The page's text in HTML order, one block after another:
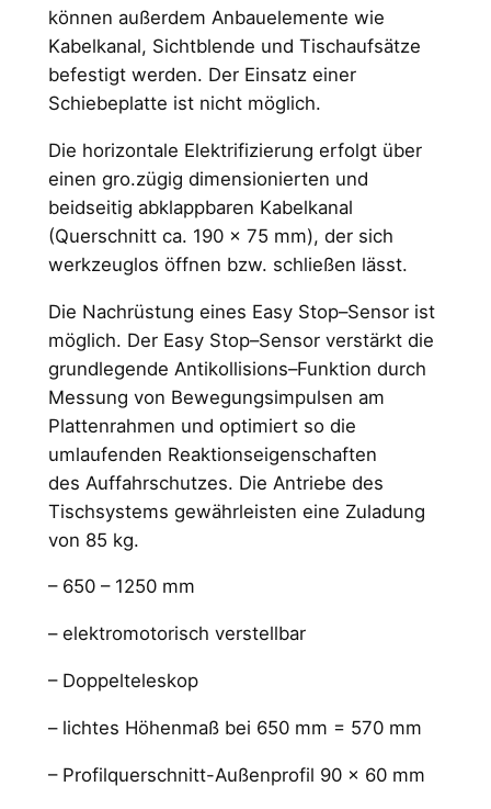
können außerdem Anbauelemente wie
Kabelkanal, Sichtblende und Tischaufsätze
befestigt werden. Der Einsatz einer
Schiebeplatte ist nicht möglich.
Die horizontale Elektrifizierung erfolgt über
einen gro.zügig dimensionierten und
beidseitig abklappbaren Kabelkanal
(Querschnitt ca. 190 x 75 mm), der sich
werkzeuglos öffnen bzw. schließen lässt.
Die Nachrüstung eines Easy Stop–Sensor ist
möglich. Der Easy Stop–Sensor verstärkt die
grundlegende Antikollisions–Funktion durch
Messung von Bewegungsimpulsen am
Plattenrahmen und optimiert so die
umlaufenden Reaktionseigenschaften
des Auffahrschutzes. Die Antriebe des
Tischsystems gewährleisten eine Zuladung
von 85 kg.
– 650 – 1250 mm
– elektromotorisch verstellbar
– Doppelteleskop
– lichtes Höhenmaß bei 650 mm = 570 mm
– Profilquerschnitt-Außenprofil 90 x 60 mm